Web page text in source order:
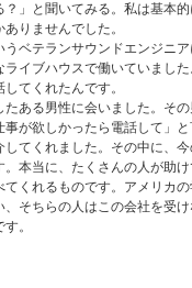
」と聞いてみる。私は基本
ありませんでした。
ベテランサウンドエンジニ
イブハウスで働いていまし
てくれたんです。
ある男性に会いました。そ
が欲しかったら電話して」
てくれました。その中に、
本当に、たくさんの人が助
くれるものです。アメリカ
そちらの人はこの会社を受
。